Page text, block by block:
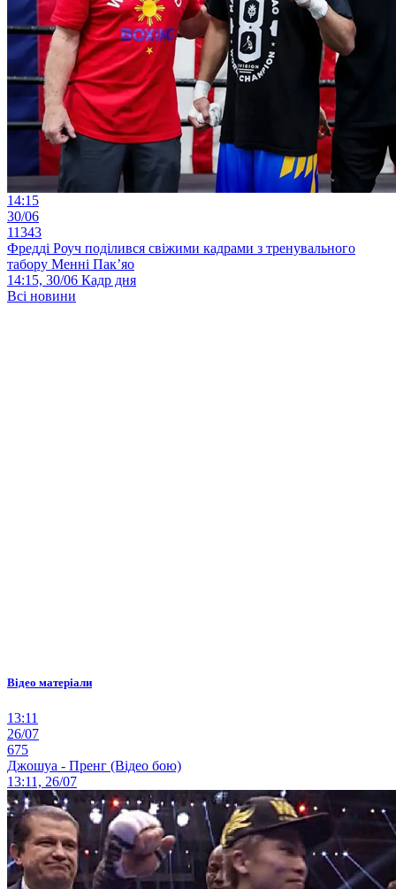
14:15
30/06
11343
Фредді Роуч поділився свіжими кадрами з тренувального
табору Менні Пак’яо
14:15, 30/06 Кадр дня
Всі новини
Відео матеріали
13:11
26/07
675
Джошуа - Пренг (Відео бою)
13:11, 26/07